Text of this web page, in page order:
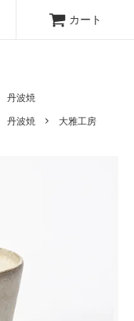
カート
丹波焼
丹波焼 大雅工房